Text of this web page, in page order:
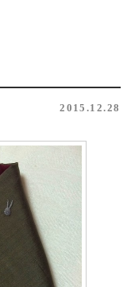
2015.12.28